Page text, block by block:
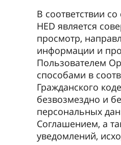
В соответствии
HED является
просмотр,
информации и
Пользователем
способами в
Гражданского
безвозмездно и
персональных
Соглашением, а
уведомлений,